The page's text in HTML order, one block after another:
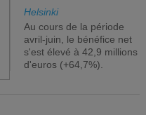
Helsinki
Au cours de la période
avril-juin, le bénéfice net
s'est élevé à 42,9 millions
d'euros (+64,7%).